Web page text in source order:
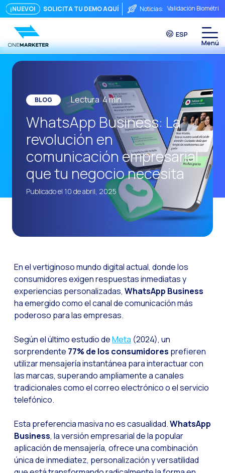
¡NUEVO! SOLICITA TU DEMO AQUÍ Noticias: Validación
Puntos de
Seguridad, ¿Te
Del chat a la
Integrar no es
El ROI de una
Conversational
WhatsApp no es
El fin del embudo
Maximizando el
La fricción
Funcionalidades
Canal de Voz
Automatización:
Historia e impacto
La revolución de la
Recarting: La
Inteligencia
Impulsa tus Canales
Implementa
Conoce WhatsApp
Optimiza la
ESP
BLOG Lectura 4min
WhatsApp Business: La
revolución en
comunicación empresarial
que tu negocio necesita
Publicado el 10 de abril, 2025
En el vertiginoso mundo digital actual, donde los
consumidores exigen respuestas inmediatas y
experiencias personalizadas, WhatsApp Business
ha emergido como el canal de comunicación más
poderoso para las empresas.
Según el último estudio deMeta (2024), un
sorprendente 77% de los consumidores prefieren
utilizar mensajería instantánea para interactuar con
las marcas, superando ampliamente a canales
tradicionales como el correo electrónico o el servicio
telefónico.
Esta preferencia masiva no es casualidad.WhatsApp
Business, la versión empresarial de la popular
aplicación de mensajería, ofrece una combinación
única de inmediatez, personalización y versatilidad